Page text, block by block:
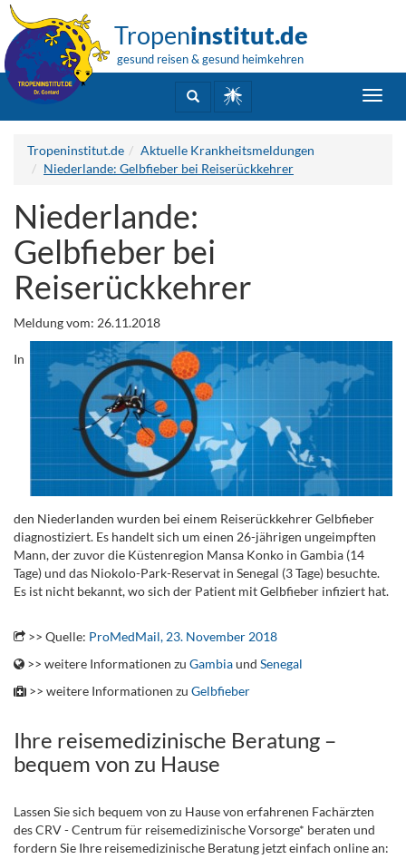
Tropeninstitut.de
gesund reisen & gesund heimkehren
Tropeninstitut.de
Aktuelle Krankheitsmeldungen
Niederlande: Gelbfieber bei Reiserückkehrer
Niederlande:
Gelbfieber bei
Reiserückkehrer
Meldung vom: 26.11.2018
In
den Niederlanden wurden bei einem Reiserückkehrer Gelbfieber
diagnostiziert. Es handelt sich um einen 26-jährigen ungeimpften
Mann, der zuvor die Küstenregion Mansa Konko in Gambia (14
Tage) und das Niokolo-Park-Reservat in Senegal (3 Tage) besuchte.
Es ist nicht bekannt, wo sich der Patient mit Gelbfieber infiziert hat.
>> Quelle: ProMedMail, 23. November 2018
>> weitere Informationen zu Gambiaund Senegal
>> weitere Informationen zu Gelbfieber
Ihre reisemedizinische Beratung –
bequem von zu Hause
Lassen Sie sich bequem von zu Hause von erfahrenen Fachärzten
des CRV - Centrum für reisemedizinische Vorsorge* beraten und
fordern Sie Ihre reisemedizinische Beratung jetzt einfach online an: